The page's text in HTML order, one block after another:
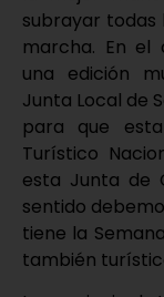
subrayar todas
marcha. En el
una edición
Junta Local de
para que
Turístico
esta Junta de
sentido
tiene la
también